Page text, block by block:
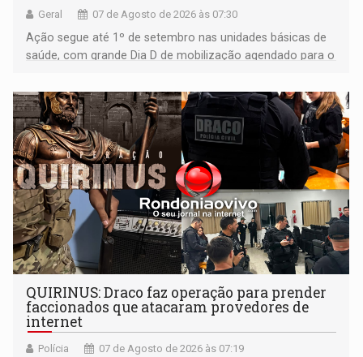
Geral 07 de Agosto de 2026 às 07:30
Ação segue até 1º de setembro nas unidades básicas de
saúde, com grande Dia D de mobilização agendado para o
QUIRINUS: Draco faz operação para prender
faccionados que atacaram provedores de
internet
Polícia 07 de Agosto de 2026 às 07:19